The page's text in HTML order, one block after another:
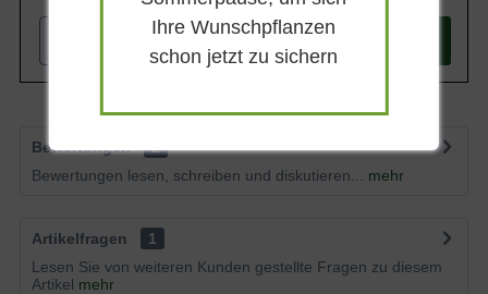
+ In den
Bewertungen
2
Bewertungen lesen, schreiben und diskutieren...
mehr
Artikelfragen
1
Lesen Sie von weiteren Kunden gestellte Fragen zu diesem
Artikel mehr
Ihre Wunschpflanzen
schon jetzt zu sichern